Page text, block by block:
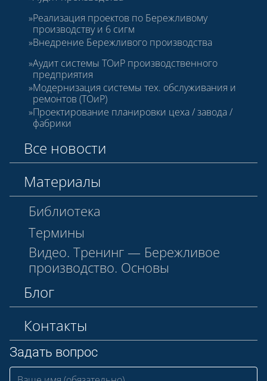
Реализация проектов по Бережливому
производству и 6 сигм
Внедрение Бережливого производства
Аудит системы ТОиР производственного
предприятия
Модернизация системы тех. обслуживания и
ремонтов (ТОиР)
Проектирование планировки цеха / завода /
фабрики
Все новости
Материалы
Библиотека
Термины
Видео. Тренинг — Бережливое
производство. Основы
Блог
Контакты
Задать вопрос